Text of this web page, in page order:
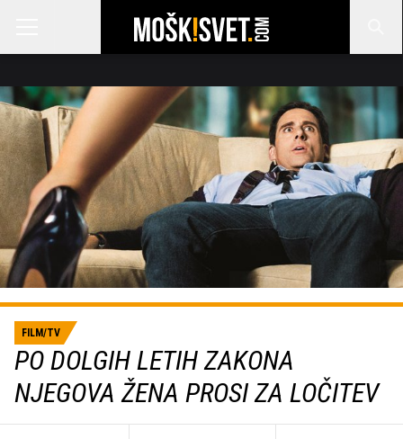
FILM/TV
PO DOLGIH LETIH ZAKONA
NJEGOVA ŽENA PROSI ZA LOČITEV